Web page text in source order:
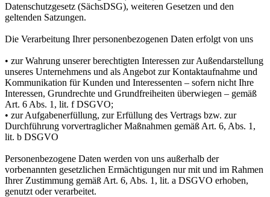
Datenschutzgesetz (SächsDSG), weiteren Gesetzen und den
geltenden Satzungen.
Die Verarbeitung Ihrer personenbezogenen Daten erfolgt von uns
• zur Wahrung unserer berechtigten Interessen zur Außendarstellung
unseres Unternehmens und als Angebot zur Kontaktaufnahme und
Kommunikation für Kunden und Interessenten – sofern nicht Ihre
Interessen, Grundrechte und Grundfreiheiten überwiegen – gemäß
Art. 6 Abs. 1, lit. f DSGVO;
• zur Aufgabenerfüllung, zur Erfüllung des Vertrags bzw. zur
Durchführung vorvertraglicher Maßnahmen gemäß Art. 6, Abs. 1,
lit. b DSGVO
Personenbezogene Daten werden von uns außerhalb der
vorbenannten gesetzlichen Ermächtigungen nur mit und im Rahmen
Ihrer Zustimmung gemäß Art. 6, Abs. 1, lit. a DSGVO erhoben,
genutzt oder verarbeitet.